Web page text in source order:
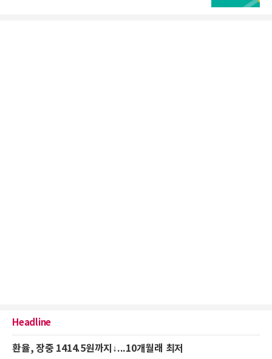
Headline
환율, 장중 1414.5원까지↓...10개월래 최저